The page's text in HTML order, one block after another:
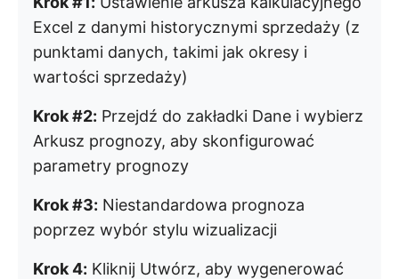
Excel z danymi historycznymi sprzedaży (z
punktami danych, takimi jak okresy i
wartości sprzedaży)
Krok #2: Przejdź do zakładki Dane i wybierz
Arkusz prognozy, aby skonfigurować
parametry prognozy
Krok #3: Niestandardowa prognoza
poprzez wybór stylu wizualizacji
Krok 4: Kliknij Utwórz, aby wygenerować